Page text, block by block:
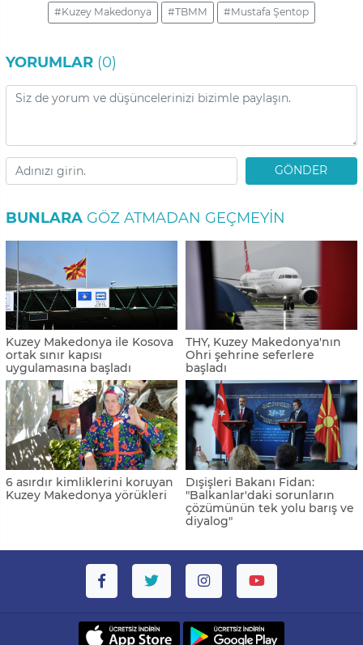
#Kuzey Makedonya #TBMM #Mustafa Şentop
YORUMLAR (0)
GÖNDER
BUNLARA GÖZ ATMADAN GEÇMEYIN
Kuzey Makedonya ile Kosova
ortak sınır kapısı
uygulamasına başladı
THY, Kuzey Makedonya'nın
Ohri şehrine seferlere
başladı
6 asırdır kimliklerini koruyan
Kuzey Makedonya yörükleri
Dışişleri Bakanı Fidan:
"Balkanlar'daki sorunların
çözümünün tek yolu barış ve
diyalog"